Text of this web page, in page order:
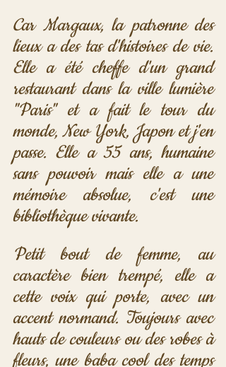
Car Margaux, la patronne des
lieux a des tas d'histoires de vie.
Elle a été cheffe d'un grand
restaurant dans la ville lumière
"Paris" et a fait le tour du
monde, New York, Japon et j'en
passe. Elle a 55 ans, humaine
sans pouvoir mais elle a une
mémoire absolue, c'est une
bibliothèque vivante.
Petit bout de femme, au
caractère bien trempé, elle a
cette voix qui porte, avec un
accent normand. Toujours avec
hauts de couleurs ou des robes à
fleurs, une baba cool des temps